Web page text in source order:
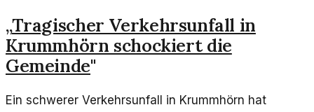
„Tragischer Verkehrsunfall in
Krummhörn schockiert die
Gemeinde"
Ein schwerer Verkehrsunfall in Krummhörn hat